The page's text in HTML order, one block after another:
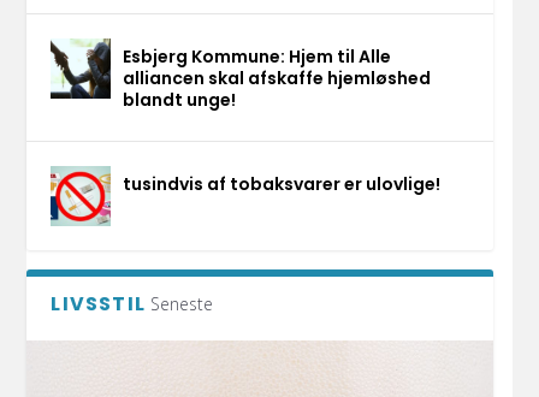
Esbjerg Kommune: Hjem til Alle
alliancen skal afskaffe hjemløshed
blandt unge!
tusindvis af tobaksvarer er ulovlige!
LIVSSTIL Seneste